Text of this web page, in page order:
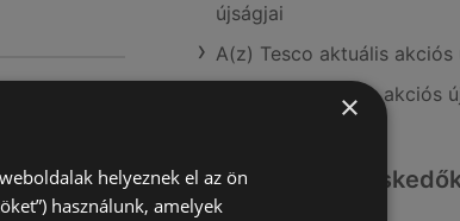
újságjai
A(z) Tesco aktuális akciós
A(z) ALDI aktuális akciós
Hasonló
×
helyeznek el az ön
használunk, amelyek